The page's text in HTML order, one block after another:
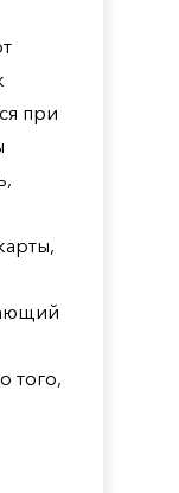
при
того,